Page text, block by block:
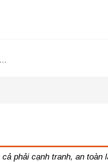
phải cạnh tranh, an